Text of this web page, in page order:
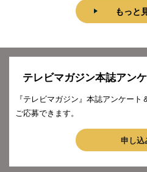
もっと
テレビマガジン本誌アン
『テレビマガジン』本誌アンケー
ご応募できます。
申し込